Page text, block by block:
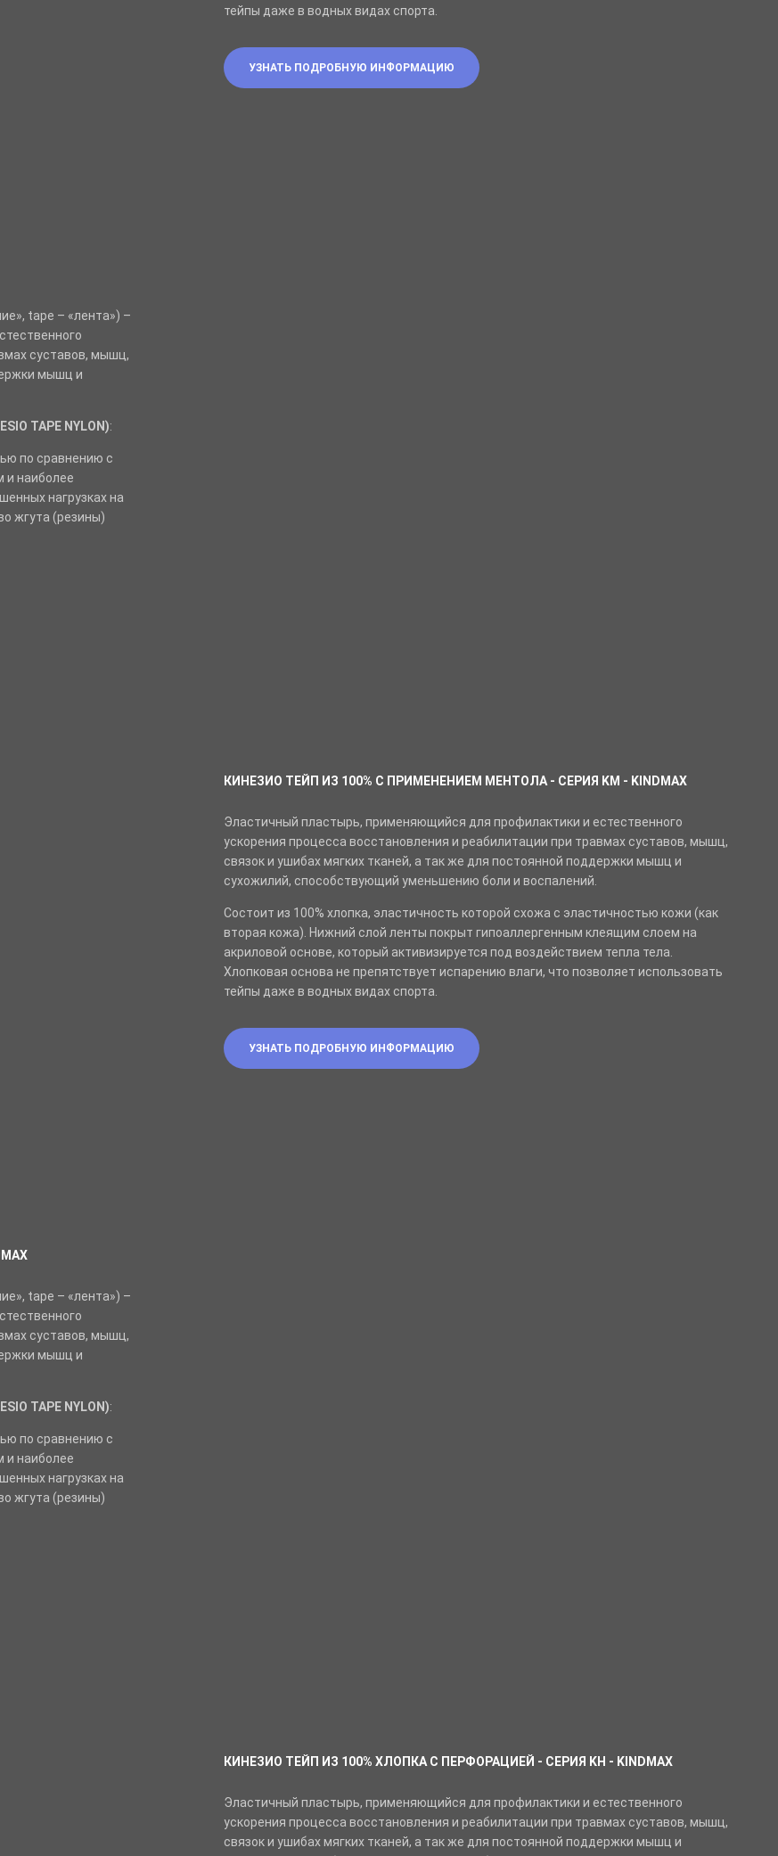
тейпы даже в водных видах спорта.
УЗНАТЬ ПОДРОБНУЮ ИНФОРМАЦИЮ
tape – «лента») –
суставов, мышц,
мышц и
TAPE NYLON):
по сравнению с
и наиболее
нагрузках на
жгута (резины)
КИНЕЗИО ТЕЙП ИЗ 100% С ПРИМЕНЕНИЕМ МЕНТОЛА - СЕРИЯ KM - KINDMAX
Эластичный пластырь, применяющийся для профилактики и естественного
ускорения процесса восстановления и реабилитации при травмах суставов, мышц,
связок и ушибах мягких тканей, а так же для постоянной поддержки мышц и
сухожилий, способствующий уменьшению боли и воспалений.
Состоит из 100% хлопка, эластичность которой схожа с эластичностью кожи (как
вторая кожа). Нижний слой ленты покрыт гипоаллергенным клеящим слоем на
акриловой основе, который активизируется под воздействием тепла тела.
Хлопковая основа не препятствует испарению влаги, что позволяет использовать
тейпы даже в водных видах спорта.
УЗНАТЬ ПОДРОБНУЮ ИНФОРМАЦИЮ
tape – «лента») –
суставов, мышц,
мышц и
TAPE NYLON):
по сравнению с
и наиболее
нагрузках на
жгута (резины)
КИНЕЗИО ТЕЙП ИЗ 100% ХЛОПКА С ПЕРФОРАЦИЕЙ - СЕРИЯ KH - KINDMAX
Эластичный пластырь, применяющийся для профилактики и естественного
ускорения процесса восстановления и реабилитации при травмах суставов, мышц,
связок и ушибах мягких тканей, а так же для постоянной поддержки мышц и